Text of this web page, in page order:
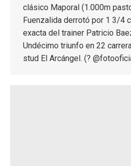
clásico Maporal (1.000m
Fuenzalida derrotó por 1 3/4
exacta del trainer Patricio
Undécimo triunfo en 22
stud El Arcángel. (?